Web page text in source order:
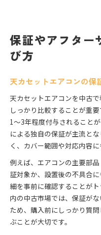
保証やアフター
び方
天カセットエアコンの保
天カセットエアコンを中古
しっかり比較することが重
1〜3年程度付与されること
による独自の保証が主流と
く、カバー範囲や対応内容に
例えば、エアコンの主要部
証対象か、設置後の不具合
細を事前に確認することが
内の中古市場では、保証が
ため、購入前にしっかり質
ぶことが大切です。